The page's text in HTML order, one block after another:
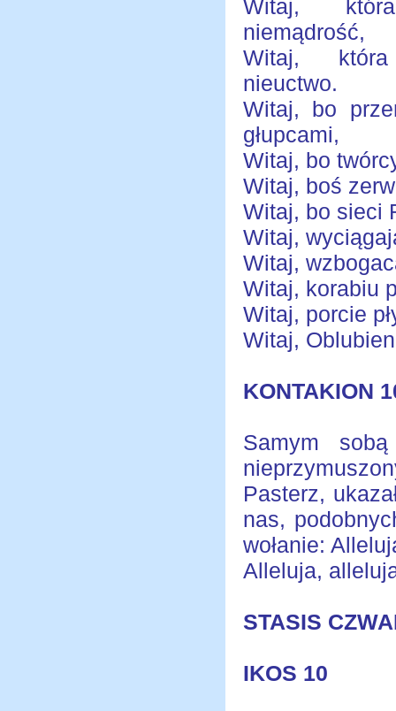
Witaj,
niemądrość,
Witaj,
nieuctwo.
Witaj, bo
głupcami,
Witaj, bo
Witaj, boś
Witaj, bo sieci
Witaj,
Witaj,
Witaj, korabiu
Witaj, porcie
Witaj,
KONTAKION
Samym
Pasterz,
nas,
wołanie:
Alleluja,
STASIS
IKOS 10